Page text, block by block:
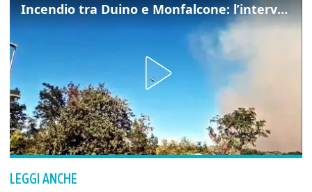
Incendio tra Duino e Monfalcone: l’intervento dei vigili del fuoco
LEGGI ANCHE